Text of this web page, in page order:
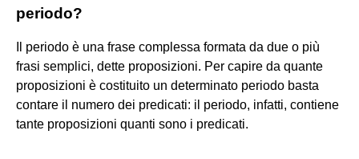
periodo?
Il periodo è una frase complessa formata da due o più
frasi semplici, dette proposizioni. Per capire da quante
proposizioni è costituito un determinato periodo basta
contare il numero dei predicati: il periodo, infatti, contiene
tante proposizioni quanti sono i predicati.